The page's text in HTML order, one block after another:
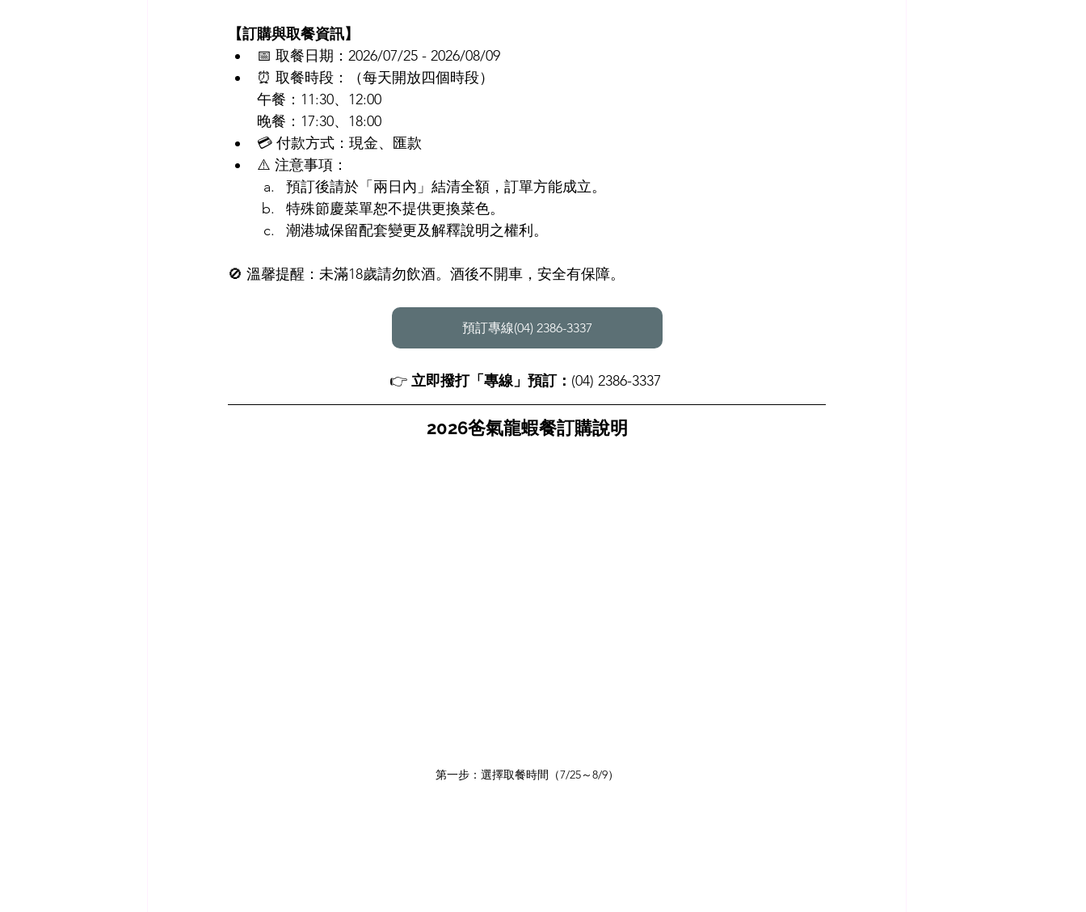
【訂購與取餐資訊】
📅 取餐日期：2026/07/25 - 2026/08/09
⏰ 取餐時段：（每天開放四個時段）
午餐：11:30、12:00
晚餐：17:30、18:00
💳 付款方式：現金、匯款
⚠️ 注意事項：
預訂後請於「兩日內」結清全額，訂單方能成立。
特殊節慶菜單恕不提供更換菜色。
潮港城保留配套變更及解釋說明之權利。
🚫 溫馨提醒：未滿18歲請勿飲酒。酒後不開車，安全有保障。
預訂專線(04) 2386-3337
👉 立即撥打「專線」預訂： (04) 2386-3337
2026爸氣龍蝦餐訂購說明
第一步：選擇取餐時間（7/25～8/9）